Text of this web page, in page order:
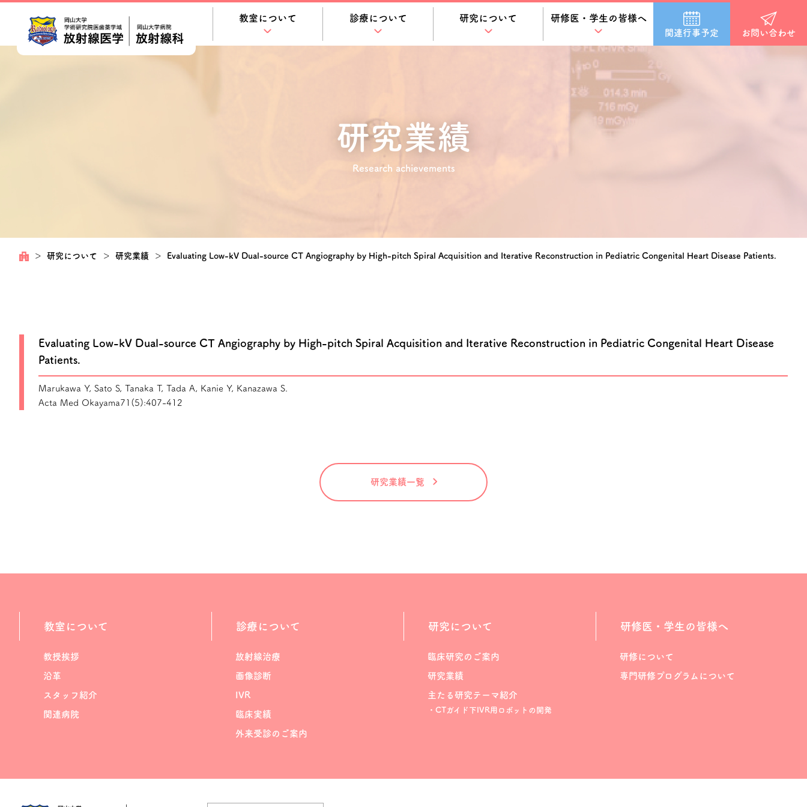
教室について 診療について 研究について 研修医・学生の皆様へ
関連行事予定 お問い合わせ
研究業績
Research achievements
＞ 研究について ＞ 研究業績 ＞ Evaluating Low-kV Dual-source CT Angiography by High-pitch Spiral Acquisition and Iterative Reconstruction in Pediatric Congenital Heart Disease Patients.
Evaluating Low-kV Dual-source CT Angiography by High-pitch Spiral Acquisition and Iterative Reconstruction in Pediatric Congenital Heart Disease
Patients.
Marukawa Y, Sato S, Tanaka T, Tada A, Kanie Y, Kanazawa S.
Acta Med Okayama71(5):407-412
研究業績一覧
教室について
教授挨拶
沿革
スタッフ紹介
関連病院
診療について
放射線治療
画像診断
IVR
臨床実績
外来受診のご案内
研究について
臨床研究のご案内
研究業績
主たる研究テーマ紹介
・CTガイド下IVR用ロボットの開発
研修医・学生の皆様へ
研修について
専門研修プログラムについて